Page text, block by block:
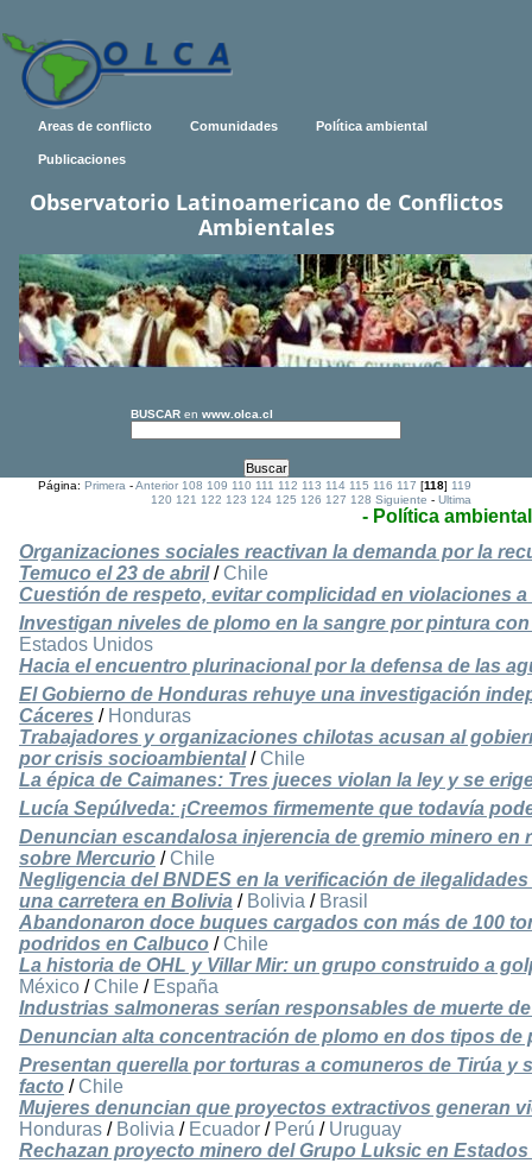
Areas de conflicto Comunidades Política ambiental
Publicaciones
Observatorio Latinoamericano de Conflictos
Ambientales
BUSCAR en www.olca.cl
Página:Primera -Anterior 108 109 110 111 112 113 114 115 116 117 [118]119
120 121 122 123 124 125 126 127 128 Siguiente -Ultima
- Política ambiental
Organizaciones sociales reactivan la demanda por la
Temuco el 23 de abril/ Chile
Cuestión de respeto, evitar complicidad en violaciones
Investigan niveles de plomo en la sangre por pintura
Estados Unidos
Hacia el encuentro plurinacional por la defensa de las
El Gobierno de Honduras rehuye una investigación
Cáceres / Honduras
Trabajadores y organizaciones chilotas acusan al
por crisis socioambiental/ Chile
La épica de Caimanes: Tres jueces violan la ley y se
Lucía Sepúlveda: ¡Creemos firmemente que todavía
Denuncian escandalosa injerencia de gremio minero
sobre Mercurio / Chile
Negligencia del BNDES en la verificación de
una carretera en Bolivia / Bolivia / Brasil
Abandonaron doce buques cargados con más de 100
podridos en Calbuco / Chile
La historia de OHL y Villar Mir: un grupo construido a
México / Chile / España
Industrias salmoneras serían responsables de muerte
Denuncian alta concentración de plomo en dos tipos de
Presentan querella por torturas a comuneros de Tirúa y
facto / Chile
Mujeres denuncian que proyectos extractivos generan
Honduras / Bolivia / Ecuador / Perú / Uruguay
Rechazan proyecto minero del Grupo Luksic en